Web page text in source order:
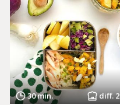
30 min. diff. 2